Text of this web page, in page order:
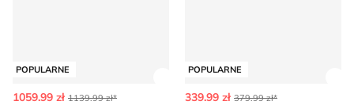
POPULARNE
1059.99 zł 1139.99 zł*
POPULARNE
339.99 zł 379.99 zł*